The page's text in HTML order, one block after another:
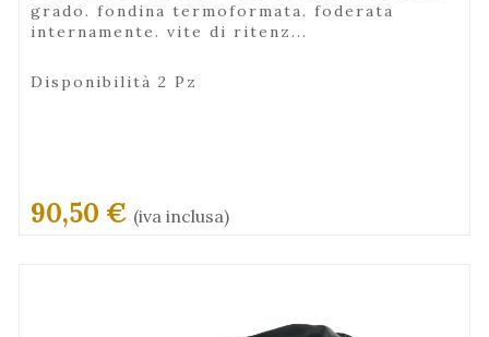
grado. fondina termoformata. foderata
internamente. vite di ritenz...
Disponibilità 2 Pz
90,50 € (iva inclusa)